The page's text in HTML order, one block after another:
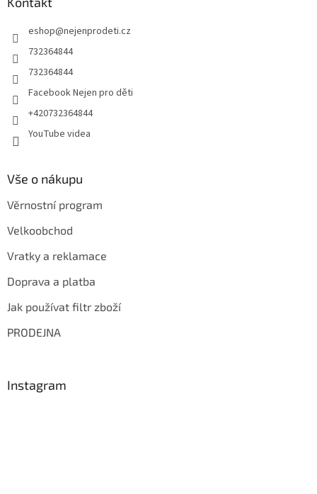
eshop@nejenprodeti.cz
732364844
732364844
Facebook Nejen pro děti
+420732364844
YouTube videa
Vše o nákupu
Věrnostní program
Velkoobchod
Vratky a reklamace
Doprava a platba
Jak používat filtr zboží
PRODEJNA
Instagram